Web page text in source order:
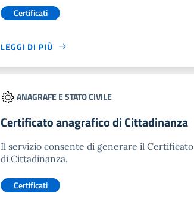
Certificati
LEGGI DI PIÙ
ANAGRAFE E STATO CIVILE
Certificato anagrafico di Cittadinanza
Il servizio consente di generare il Certificato
di Cittadinanza.
Certificati